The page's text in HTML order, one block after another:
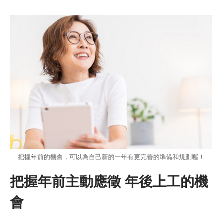
把握年前的機會，可以為自己新的一年有更完善的準備和規劃喔！
把握年前主動應徵 年後上工的機
會